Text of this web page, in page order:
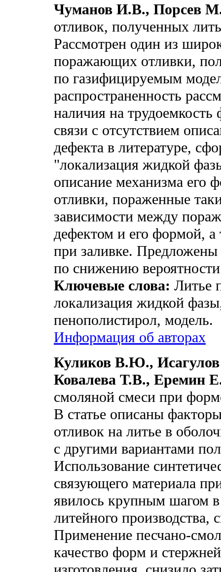
Чуманов И.В., Порсев
отливок, полученных
Рассмотрен один из
поражающих отливки,
по газифицируемым
распространенность
наличия на
связи с отсутствием
дефекта в литературе,
"локализация жидкой
описание механизма его
отливки, пораженные
зависимости между
дефектом и его формой,
при заливке. Предложены
по снижению вероятности
Ключевые слова: Литье
локализация жидкой
пенополистирол, модель.
Информация об авторах
Куликов В.Ю.,
Ковалева Т.В., Еремин
смоляной смеси при
В статье описаны
отливок на литье в
с другими вариантами
Использование
связующего материала
явилось крупным шагом
литейного производства,
Применение песчано-
качество форм и